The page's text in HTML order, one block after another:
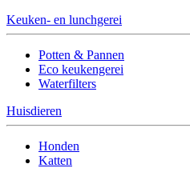
Keuken- en lunchgerei
Potten & Pannen
Eco keukengerei
Waterfilters
Huisdieren
Honden
Katten